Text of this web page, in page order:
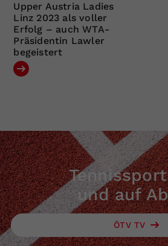
Upper Austria Ladies
Linz 2023 als voller
Erfolg – auch WTA-
Präsidentin Lawler
begeistert
und auf
ÖTV TV